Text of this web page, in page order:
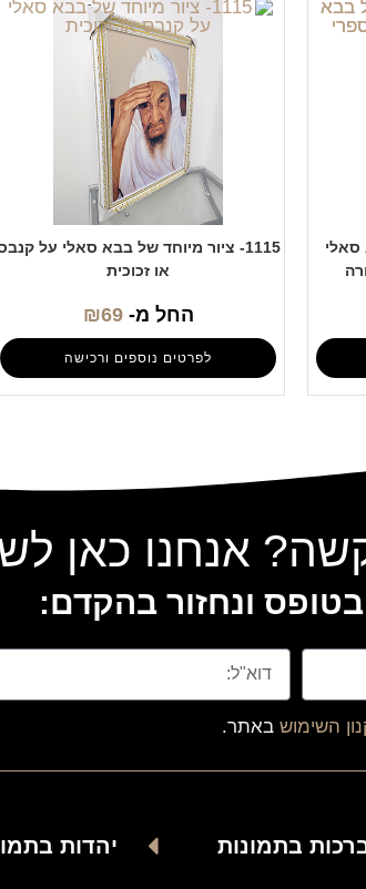
סאלי
1115- ציור מיוחד של בבא סאלי על
או זכוכית
החל מ- ₪69
לפרטים נוספים ורכישה
אנחנו כאן
ונחזור בהקדם:
השימוש באתר.
בתמונות יהדות